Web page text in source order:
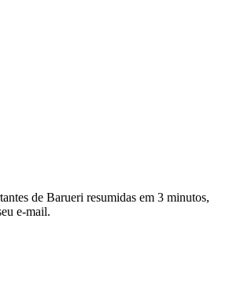
de Barueri resumidas em 3 minutos,
e-mail.